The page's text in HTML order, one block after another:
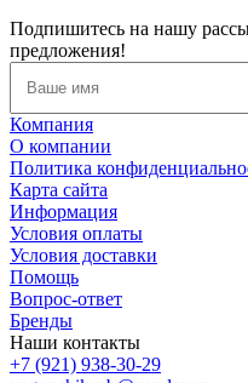
Подпишитесь на нашу
предложения!
Компания
О компании
Политика
Карта сайта
Информация
Условия оплаты
Условия доставки
Помощь
Вопрос-ответ
Бренды
Наши контакты
+7 (921) 938-30-29